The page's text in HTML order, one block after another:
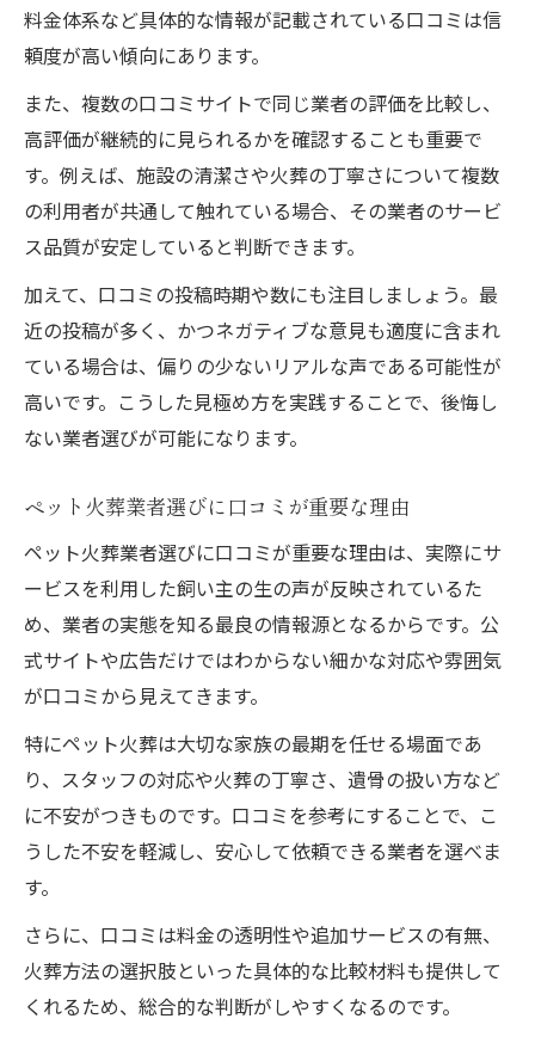
法
信頼できるペット火葬体験談の共通点
具体的な事例があるペット火葬口コミの魅
力
ペット火葬口コミで避けたい情報の特徴
実体験に基づくペット火葬口コミの選び方
安心できるペット火葬業者を見極める方法
口コミで分かるペット火葬業者の対応力
ペット火葬口コミが語るスタッフの誠実さ
ペット火葬口コミで比較するサービス内容
口コミから知るペット火葬の料金透明性
ペット火葬口コミ確認で後悔しない秘訣
ペット火葬口コミで見極める後悔しない選
択
口コミ活用で失敗しないペット火葬業者選
び
具体的口コミ事例が後悔を防ぐ理由
ペット火葬口コミで不安を解消するコツ
口コミ比較で納得できるペット火葬選び
口コミから分かるペット火葬の実際の流れ
ペット火葬の流れを口コミで事前に把握
口コミで分かるペット火葬後の対応とは
ペット火葬口コミで知る火葬後の供養方法
体験談口コミで見るペット火葬の注意点
料金体系など具体的な情報が記載されている口コミは信
頼度が高い傾向にあります。
また、複数の口コミサイトで同じ業者の評価を比較し、
高評価が継続的に見られるかを確認することも重要で
す。例えば、施設の清潔さや火葬の丁寧さについて複数
の利用者が共通して触れている場合、その業者のサービ
ス品質が安定していると判断できます。
加えて、口コミの投稿時期や数にも注目しましょう。最
近の投稿が多く、かつネガティブな意見も適度に含まれ
ている場合は、偏りの少ないリアルな声である可能性が
高いです。こうした見極め方を実践することで、後悔し
ない業者選びが可能になります。
ペット火葬業者選びに口コミが重要な理由
ペット火葬業者選びに口コミが重要な理由は、実際にサ
ービスを利用した飼い主の生の声が反映されているた
め、業者の実態を知る最良の情報源となるからです。公
式サイトや広告だけではわからない細かな対応や雰囲気
が口コミから見えてきます。
特にペット火葬は大切な家族の最期を任せる場面であ
り、スタッフの対応や火葬の丁寧さ、遺骨の扱い方など
に不安がつきものです。口コミを参考にすることで、こ
うした不安を軽減し、安心して依頼できる業者を選べま
す。
さらに、口コミは料金の透明性や追加サービスの有無、
火葬方法の選択肢といった具体的な比較材料も提供して
くれるため、総合的な判断がしやすくなるのです。